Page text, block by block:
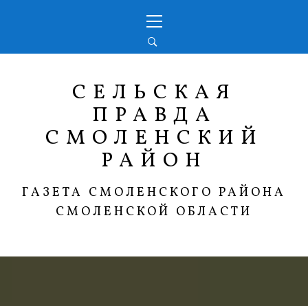
меню
СЕЛЬСКАЯ
ПРАВДА
СМОЛЕНСКИЙ
РАЙОН
ГАЗЕТА СМОЛЕНСКОГО РАЙОНА
СМОЛЕНСКОЙ ОБЛАСТИ